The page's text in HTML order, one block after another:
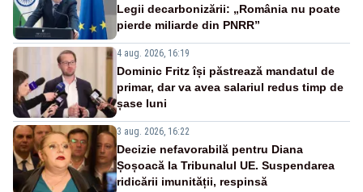
Legii decarbonizării: „România nu poate
pierde miliarde din PNRR”
4 aug. 2026, 16:19
Dominic Fritz își păstrează mandatul de
primar, dar va avea salariul redus timp de
șase luni
3 aug. 2026, 16:22
Decizie nefavorabilă pentru Diana
Șoșoacă la Tribunalul UE. Suspendarea
ridicării imunității, respinsă